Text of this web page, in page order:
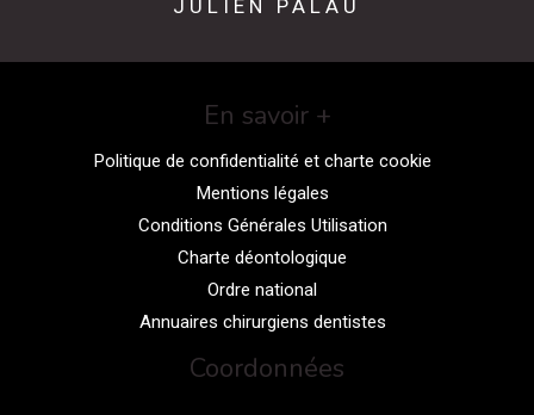
JULIEN PALAU
En savoir +
Politique de confidentialité et charte cookie
Mentions légales
Conditions Générales Utilisation
Charte déontologique
Ordre national
Annuaires chirurgiens dentistes
Coordonnées